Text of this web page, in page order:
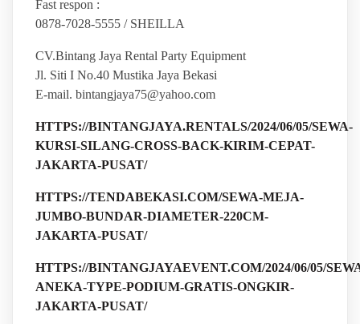
Fast respon :
0878-7028-5555 / SHEILLA
CV.Bintang Jaya Rental Party Equipment
Jl. Siti I No.40 Mustika Jaya Bekasi
E-mail. bintangjaya75@yahoo.com
HTTPS://BINTANGJAYA.RENTALS/2024/06/05/SEWA-
KURSI-SILANG-CROSS-BACK-KIRIM-CEPAT-
JAKARTA-PUSAT/
HTTPS://TENDABEKASI.COM/SEWA-MEJA-
JUMBO-BUNDAR-DIAMETER-220CM-
JAKARTA-PUSAT/
HTTPS://BINTANGJAYAEVENT.COM/2024/06/05/
ANEKA-TYPE-PODIUM-GRATIS-ONGKIR-
JAKARTA-PUSAT/